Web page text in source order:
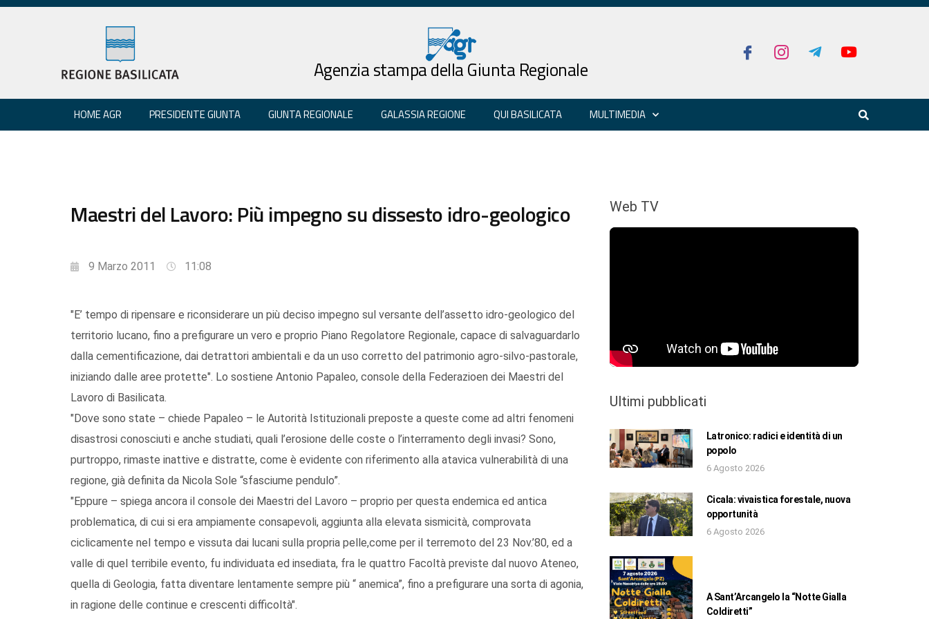
Agenzia stampa della Giunta Regionale
HOME AGR PRESIDENTE GIUNTA GIUNTA REGIONALE GALASSIA REGIONE QUI BASILICATA MULTIMEDIA
Maestri del Lavoro: Più impegno su dissesto idro-geologico
9 Marzo 2011 11:08
"E’ tempo di ripensare e riconsiderare un più deciso impegno sul versante dell’assetto idro-geologico del
territorio lucano, fino a prefigurare un vero e proprio Piano Regolatore Regionale, capace di salvaguardarlo
dalla cementificazione, dai detrattori ambientali e da un uso corretto del patrimonio agro-silvo-pastorale,
iniziando dalle aree protette". Lo sostiene Antonio Papaleo, console della Federazioen dei Maestri del
Lavoro di Basilicata.
"Dove sono state – chiede Papaleo – le Autorità Istituzionali preposte a queste come ad altri fenomeni
disastrosi conosciuti e anche studiati, quali l’erosione delle coste o l’interramento degli invasi? Sono,
purtroppo, rimaste inattive e distratte, come è evidente con riferimento alla atavica vulnerabilità di una
regione, già definita da Nicola Sole “sfasciume pendulo”.
"Eppure – spiega ancora il console dei Maestri del Lavoro – proprio per questa endemica ed antica
problematica, di cui si era ampiamente consapevoli, aggiunta alla elevata sismicità, comprovata
ciclicamente nel tempo e vissuta dai lucani sulla propria pelle,come per il terremoto del 23 Nov.’80, ed a
valle di quel terribile evento, fu individuata ed insediata, fra le quattro Facoltà previste dal nuovo Ateneo,
quella di Geologia, fatta diventare lentamente sempre più “ anemica”, fino a prefigurare una sorta di agonia,
in ragione delle continue e crescenti difficoltà".
Web TV
Ultimi pubblicati
Latronico: radici e identità di un
popolo
6 Agosto 2026
Cicala: vivaistica forestale, nuova
opportunità
6 Agosto 2026
A Sant’Arcangelo la “Notte Gialla
Coldiretti”